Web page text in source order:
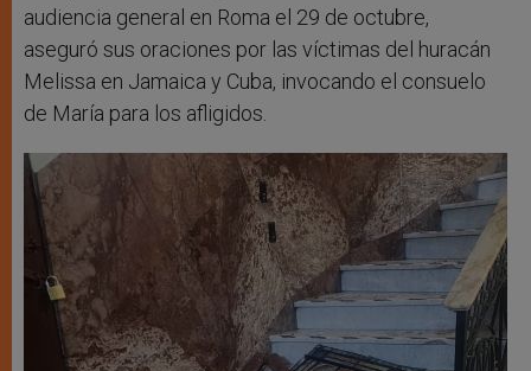
audiencia general en Roma el 29 de octubre,
aseguró sus oraciones por las víctimas del huracán
Melissa en Jamaica y Cuba, invocando el consuelo
de María para los afligidos.